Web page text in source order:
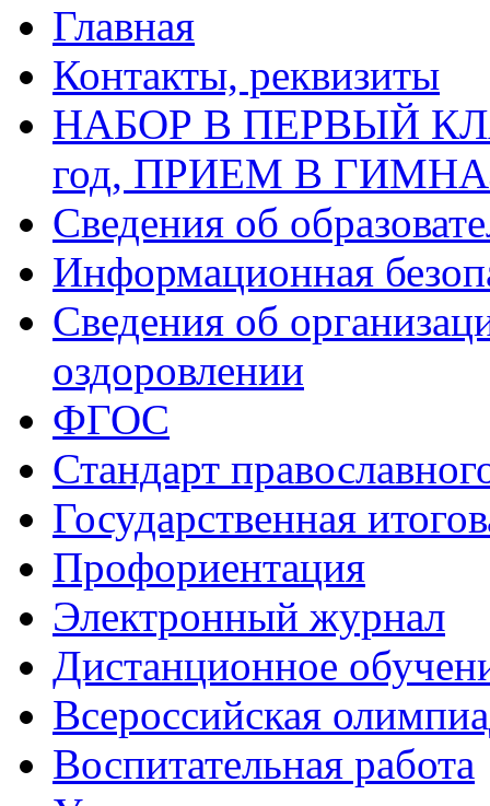
Главная
Контакты, реквизиты
НАБОР В ПЕРВЫЙ
год, ПРИЕМ В
Сведения об
Информационная
Сведения об
оздоровлении
ФГОС
Стандарт
Государственная
Профориентация
Электронный журнал
Дистанционное
Всероcсийская
Воспитательная работа